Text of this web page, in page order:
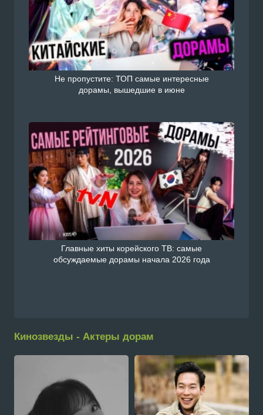
Не пропустите: ТОП самые интересные
дорамы, вышедшие в июне
Главные хиты корейского ТВ: самые
обсуждаемые дорамы начала 2026 года
Кинозвезды - Актеры дорам